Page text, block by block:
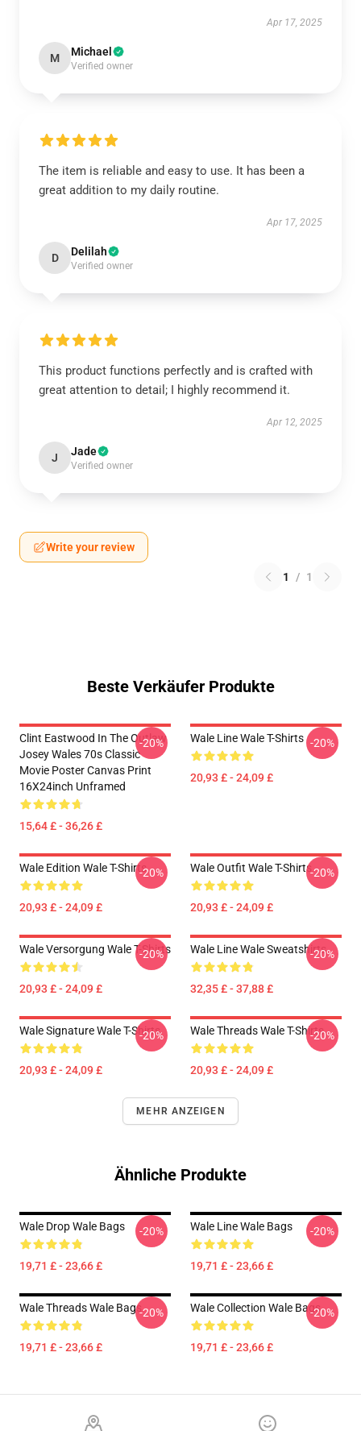
Apr 17, 2025
M Michael
Verified owner
The item is reliable and easy to use. It has been a
great addition to my daily routine.
Apr 17, 2025
D Delilah
Verified owner
This product functions perfectly and is crafted with
great attention to detail; I highly recommend it.
Apr 12, 2025
J Jade
Verified owner
Write your review
1 / 1
Beste Verkäufer Produkte
Clint Eastwood In The Outlaw
Josey Wales 70s Classic
Movie Poster Canvas Print
16X24inch Unframed
15,64 £ - 36,26 £
-20% Wale Line Wale T-Shirts
20,93 £ - 24,09 £
-20%
Wale Edition Wale T-Shirts
20,93 £ - 24,09 £
-20% Wale Outfit Wale T-Shirts
20,93 £ - 24,09 £
-20%
Wale Versorgung Wale T-Shirts
20,93 £ - 24,09 £
-20% Wale Line Wale Sweatshirts
32,35 £ - 37,88 £
-20%
Wale Signature Wale T-Shirts
20,93 £ - 24,09 £
-20% Wale Threads Wale T-Shirts
20,93 £ - 24,09 £
-20%
MEHR ANZEIGEN
Ähnliche Produkte
Wale Drop Wale Bags
19,71 £ - 23,66 £
-20% Wale Line Wale Bags
19,71 £ - 23,66 £
-20%
Wale Threads Wale Bags
19,71 £ - 23,66 £
-20% Wale Collection Wale Bags
19,71 £ - 23,66 £
-20%